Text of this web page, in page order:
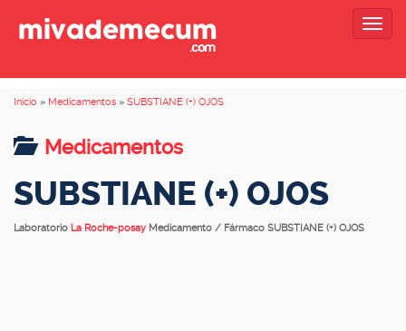
Inicio » Medicamentos » SUBSTIANE (+) OJOS
Medicamentos
SUBSTIANE (+) OJOS
Laboratorio La Roche-posay Medicamento / Fármaco SUBSTIANE (+) OJOS